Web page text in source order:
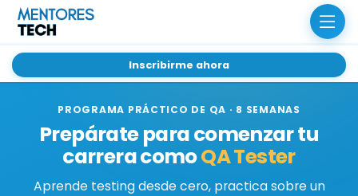
Inscribirme ahora
PROGRAMA PRÁCTICO DE QA · 8 SEMANAS
Prepárate para comenzartu
carrera comoQA Tester
Aprende testing desde cero, practica sobre un